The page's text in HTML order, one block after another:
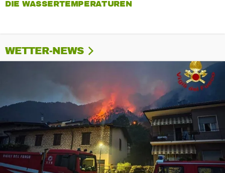
DIE WASSERTEMPERATUREN
WETTER-NEWS